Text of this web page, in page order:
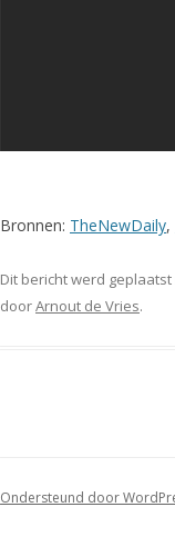
Bronnen: TheNewDaily,
Dit bericht werd geplaatst
doorArnout de Vries.
Ondersteund door